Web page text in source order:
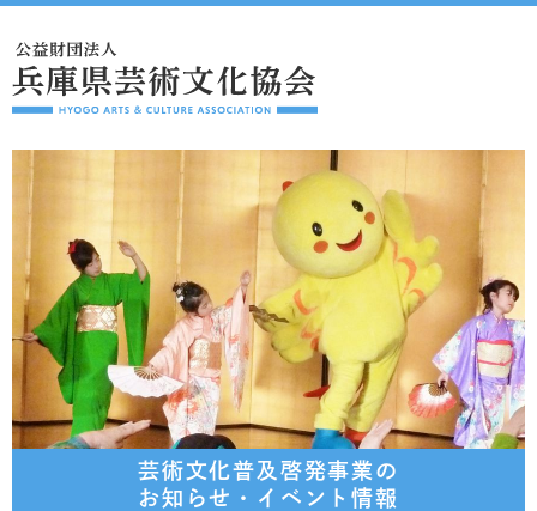
芸術文化普及啓発事業の
お知らせ・イベント情報